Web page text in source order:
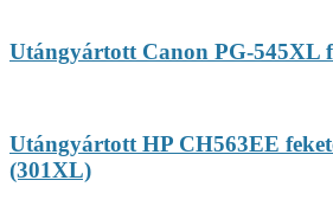
Utángyártott Canon PG-545XL
Utángyártott HP CH563EE
(301XL)